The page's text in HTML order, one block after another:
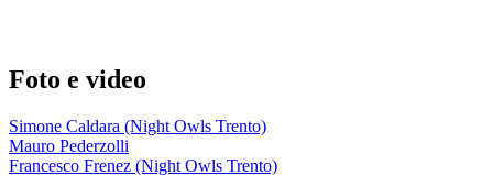
Foto e video
Simone Caldara (Night Owls Trento)
Mauro Pederzolli
Francesco Frenez (Night Owls Trento)